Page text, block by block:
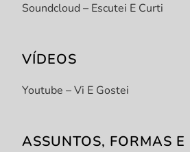
Soundcloud – Escutei E Curti
VÍDEOS
Youtube – Vi E Gostei
ASSUNTOS, FORMAS E